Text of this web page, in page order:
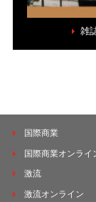
雑
国際商業
国際商業オンライ
激流
激流オンライン